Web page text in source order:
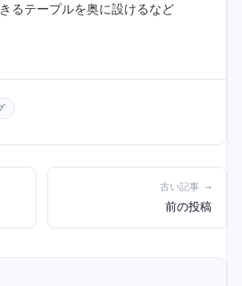
るテープルを奥に設けるなど
古い記事 →
前の投稿